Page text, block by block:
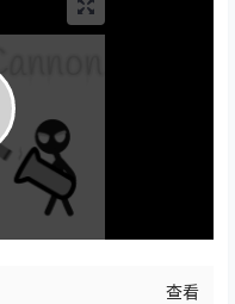
查看